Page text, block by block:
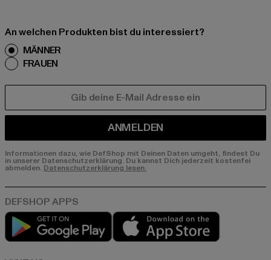
An welchen Produkten bist du interessiert?
MÄNNER
FRAUEN
ANMELDEN
Informationen dazu, wie DefShop mit Deinen Daten umgeht, findest Du
in unserer Datenschutzerklärung. Du kannst Dich jederzeit kostenfei
abmelden. Datenschutzerklärung lesen.
Play market